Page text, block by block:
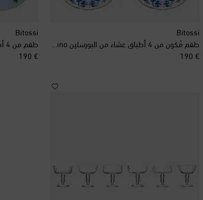
Bitossi
طقم مُكون من 4 أطباق عشاء من البورسلين Marino
€ 190
original price
Bitossi
€ 190
original price
الأرجنتين
البرازيل